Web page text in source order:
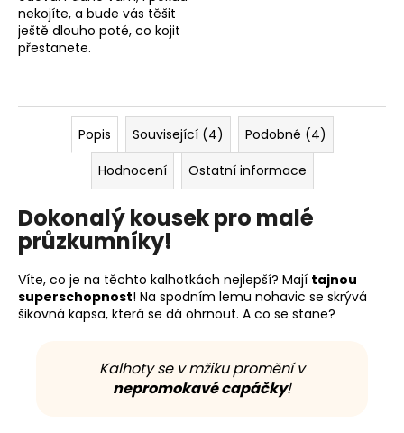
nekojíte, a bude vás těšit
ještě dlouho poté, co kojit
přestanete.
Popis Související (4)
Podobné (4)
Hodnocení
Ostatní informace
Dokonalý kousek pro malé
průzkumníky!
Víte, co je na těchto kalhotkách nejlepší? Mají tajnou
superschopnost! Na spodním lemu nohavic se skrývá
šikovná kapsa, která se dá ohrnout. A co se stane?
Kalhoty se v mžiku promění v
nepromokavé capáčky!